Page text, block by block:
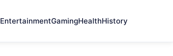
EntertainmentGamingHealthHistory